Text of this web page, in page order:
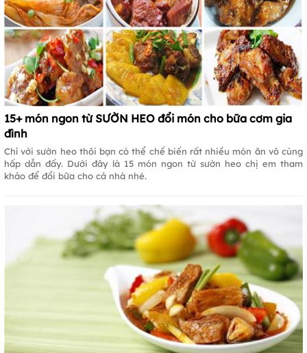
15+ món ngon từ SƯỜN HEO đổi món cho bữa cơm gia
đình
Chỉ với sườn heo thôi bạn có thể chế biến rất nhiều món ăn vô cùng
hấp dẫn đấy. Dưới đây là 15 món ngon từ sườn heo chị em tham
khảo để đổi bữa cho cả nhà nhé.